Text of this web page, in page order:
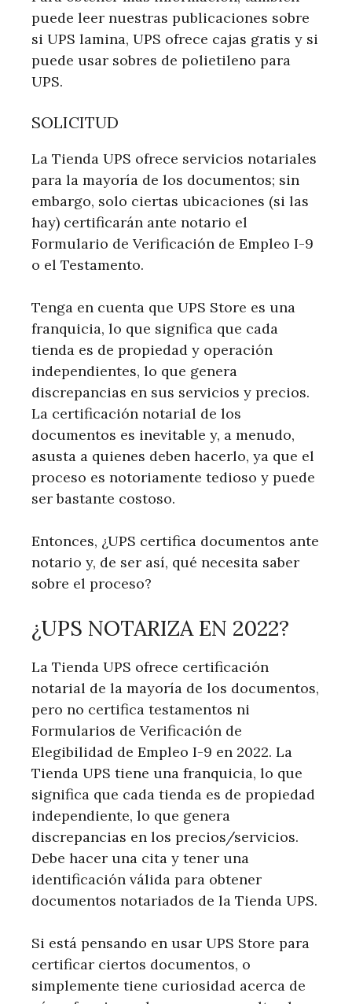
puede leer nuestras publicaciones sobre
si UPS lamina, UPS ofrece cajas gratis y si
puede usar sobres de polietileno para
UPS.
SOLICITUD
La Tienda UPS ofrece servicios notariales
para la mayoría de los documentos; sin
embargo, solo ciertas ubicaciones (si las
hay) certificarán ante notario el
Formulario de Verificación de Empleo I-9
o el Testamento.
Tenga en cuenta que UPS Store es una
franquicia, lo que significa que cada
tienda es de propiedad y operación
independientes, lo que genera
discrepancias en sus servicios y precios.
La certificación notarial de los
documentos es inevitable y, a menudo,
asusta a quienes deben hacerlo, ya que el
proceso es notoriamente tedioso y puede
ser bastante costoso.
Entonces, ¿UPS certifica documentos ante
notario y, de ser así, qué necesita saber
sobre el proceso?
¿UPS NOTARIZA EN 2022?
La Tienda UPS ofrece certificación
notarial de la mayoría de los documentos,
pero no certifica testamentos ni
Formularios de Verificación de
Elegibilidad de Empleo I-9 en 2022. La
Tienda UPS tiene una franquicia, lo que
significa que cada tienda es de propiedad
independiente, lo que genera
discrepancias en los precios/servicios.
Debe hacer una cita y tener una
identificación válida para obtener
documentos notariados de la Tienda UPS.
Si está pensando en usar UPS Store para
certificar ciertos documentos, o
simplemente tiene curiosidad acerca de